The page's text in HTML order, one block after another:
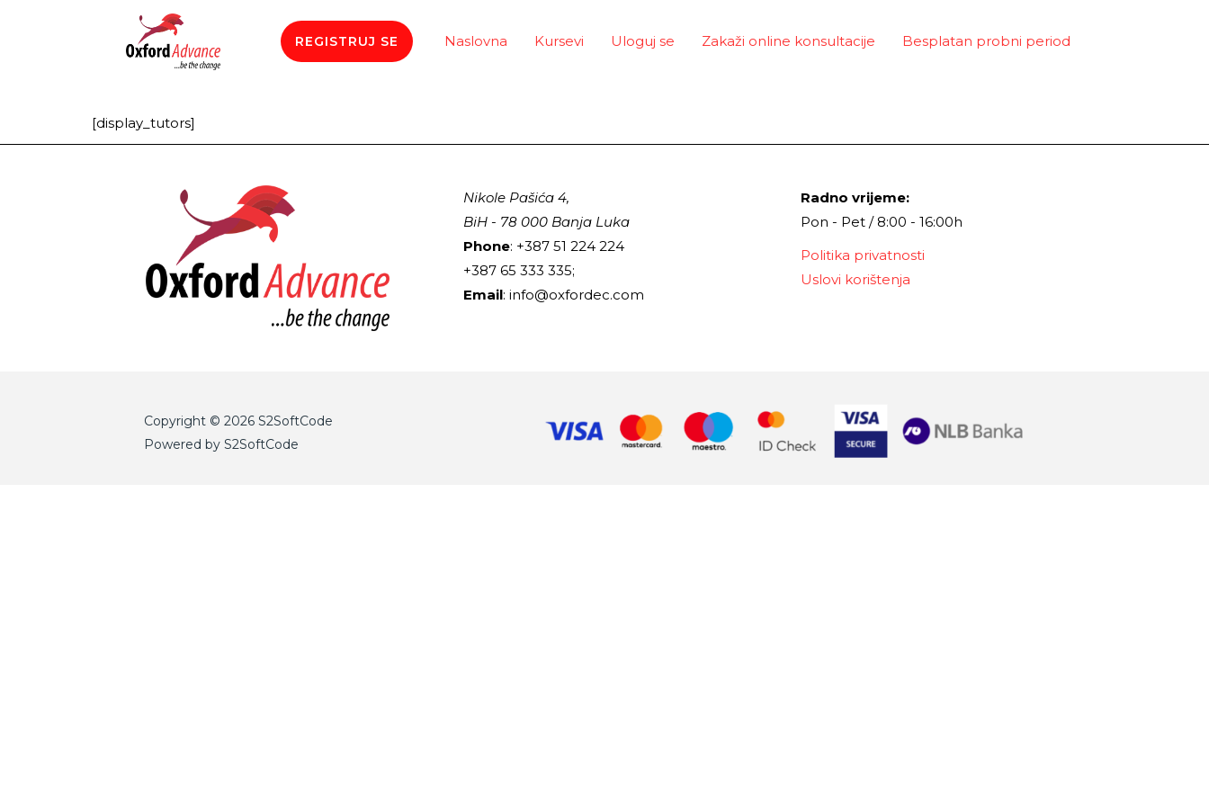
REGISTRUJ SE Naslovna Kursevi Uloguj se Zakaži online konsultacije Besplatan probni period
[display_tutors]
Nikole Pašića 4,
BiH - 78 000 Banja Luka
Phone: +387 51 224 224
+387 65 333 335;
Email: info@oxfordec.com
Radno vrijeme:
Pon - Pet / 8:00 - 16:00h
Politika privatnosti
Uslovi korištenja
Copyright © 2026 S2SoftCode
Powered by S2SoftCode